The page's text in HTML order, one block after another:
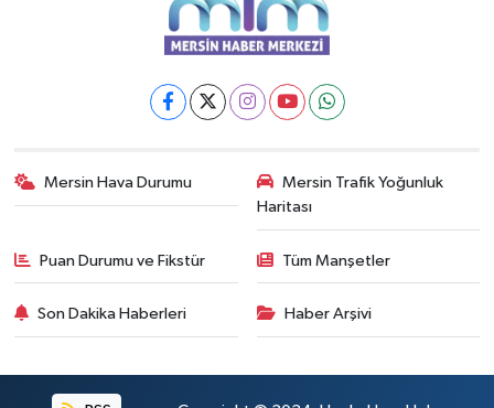
Mersin Hava Durumu
Mersin Trafik Yoğunluk
Haritası
Puan Durumu ve Fikstür Tüm Manşetler
Son Dakika Haberleri Haber Arşivi